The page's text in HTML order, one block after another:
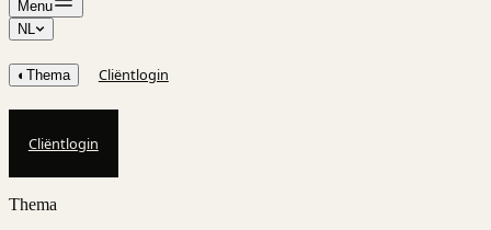
Menu
NL
◐ Thema Cliëntlogin
Cliëntlogin
Thema